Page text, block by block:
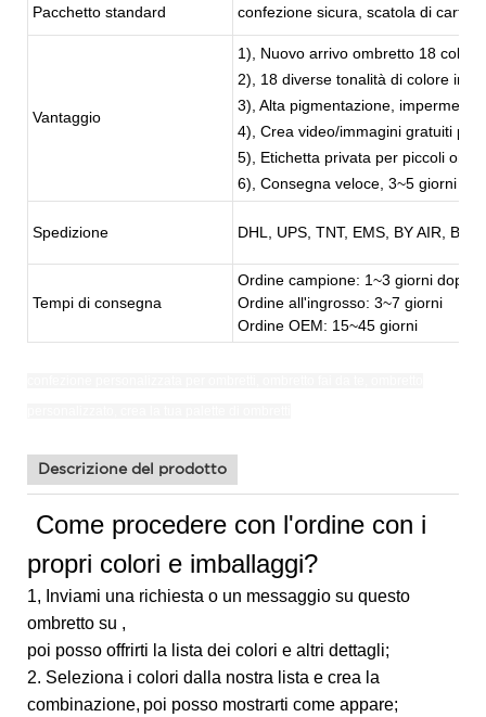
Pacchetto standard confezione sicura, scatola di carta,
Vantaggio
1), Nuovo arrivo ombretto 18 colori
2), 18 diverse tonalità di colore in
3), Alta pigmentazione,
4), Crea video/immagini gratuiti
5), Etichetta privata per piccoli
6), Consegna veloce, 3~5 giorni
Spedizione DHL, UPS, TNT, EMS, BY AIR, BY
Tempi di consegna
Ordine campione: 1~3 giorni dopo
Ordine all'ingrosso: 3~7 giorni
Ordine OEM: 15~45 giorni
Descrizione del prodotto
Come procedere con l'ordine con i
propri colori e imballaggi?
1, Inviami una richiesta o un messaggio su questo
ombretto su ,
poi posso offrirti la lista dei colori e altri dettagli;
2. Seleziona i colori dalla nostra lista e crea la
combinazione, poi posso mostrarti come appare;